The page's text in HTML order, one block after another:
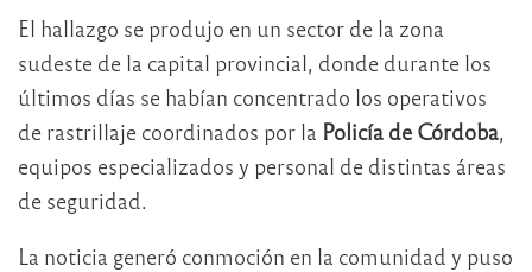
El hallazgo se produjo en un sector de la zona
sudeste de la capital provincial, donde durante los
últimos días se habían concentrado los operativos
de rastrillaje coordinados por la Policía de Córdoba,
equipos especializados y personal de distintas áreas
de seguridad.
La noticia generó conmoción en la comunidad y puso